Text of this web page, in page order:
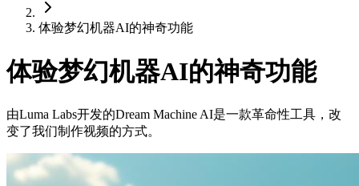
体验梦幻机器AI的神奇功能
体验梦幻机器AI的神奇功能
由Luma Labs开发的Dream Machine AI是一款革命性工具，改
变了我们制作视频的方式。